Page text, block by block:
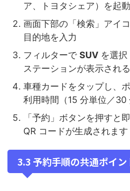
ア、トヨタシェア）を起
画面下部の「検索」アイ
目的地を入力
フィルターでSUV を選
ステーションが表示される
車種カードをタップし、
利用時間（15 分単位／30
「予約」ボタンを押すと
QR コードが生成されます
3.3 予約手順の共通ポイン